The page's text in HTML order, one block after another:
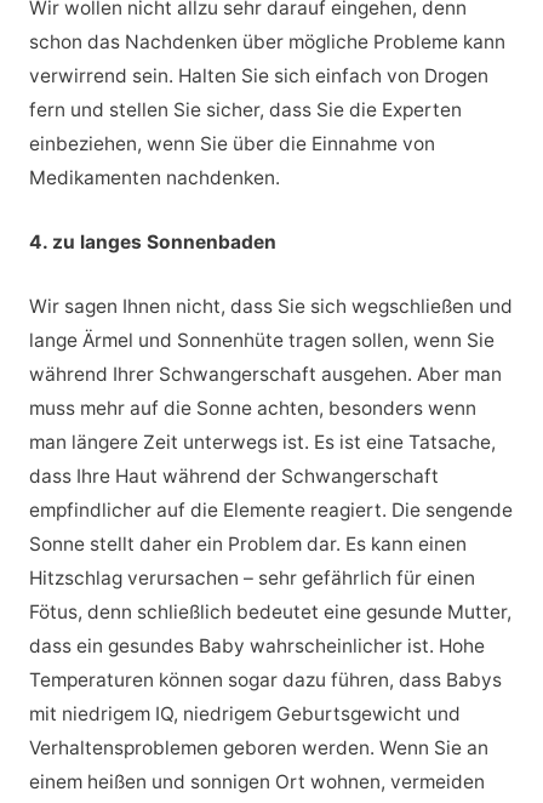
Wir wollen nicht allzu sehr darauf eingehen, denn
schon das Nachdenken über mögliche Probleme kann
verwirrend sein. Halten Sie sich einfach von Drogen
fern und stellen Sie sicher, dass Sie die Experten
einbeziehen, wenn Sie über die Einnahme von
Medikamenten nachdenken.
4. zu langes Sonnenbaden
Wir sagen Ihnen nicht, dass Sie sich wegschließen und
lange Ärmel und Sonnenhüte tragen sollen, wenn Sie
während Ihrer Schwangerschaft ausgehen. Aber man
muss mehr auf die Sonne achten, besonders wenn
man längere Zeit unterwegs ist. Es ist eine Tatsache,
dass Ihre Haut während der Schwangerschaft
empfindlicher auf die Elemente reagiert. Die sengende
Sonne stellt daher ein Problem dar. Es kann einen
Hitzschlag verursachen – sehr gefährlich für einen
Fötus, denn schließlich bedeutet eine gesunde Mutter,
dass ein gesundes Baby wahrscheinlicher ist. Hohe
Temperaturen können sogar dazu führen, dass Babys
mit niedrigem IQ, niedrigem Geburtsgewicht und
Verhaltensproblemen geboren werden. Wenn Sie an
einem heißen und sonnigen Ort wohnen, vermeiden